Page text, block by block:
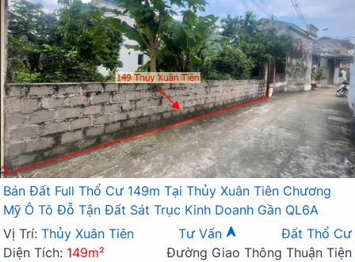
Bán Đất Full Thổ Cư 149m Tại Thủy Xuân Tiên Chương
Mỹ Ô Tô Đỗ Tận Đất Sát Trục Kinh Doanh Gần QL6A
Vị Trí: Thủy Xuân Tiên Tư Vấn
Đất Thổ Cư
Diện Tích: 149m²
Đường Giao Thông Thuận Tiện